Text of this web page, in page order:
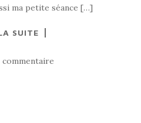
ma petite séance […]
SUITE
commentaire